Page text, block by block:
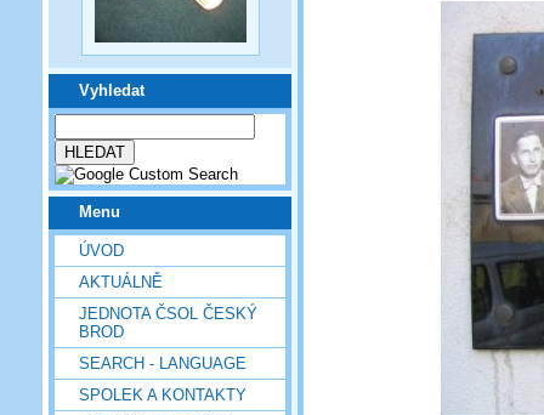
Vyhledat
Menu
ÚVOD
AKTUÁLNĚ
JEDNOTA ČSOL ČESKÝ
BROD
SEARCH - LANGUAGE
SPOLEK A KONTAKTY